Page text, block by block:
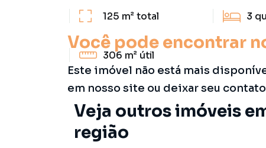
Você pode encontrar
Este imóvel não está mais
em nosso site ou deixar seu
125 m²total 3
306 m² útil
Veja outros imóveis
região